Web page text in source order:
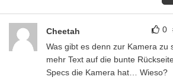
0
Cheetah
Was gibt es denn zur Kamera zu
mehr Text auf die bunte
Specs die Kamera hat… Wieso?